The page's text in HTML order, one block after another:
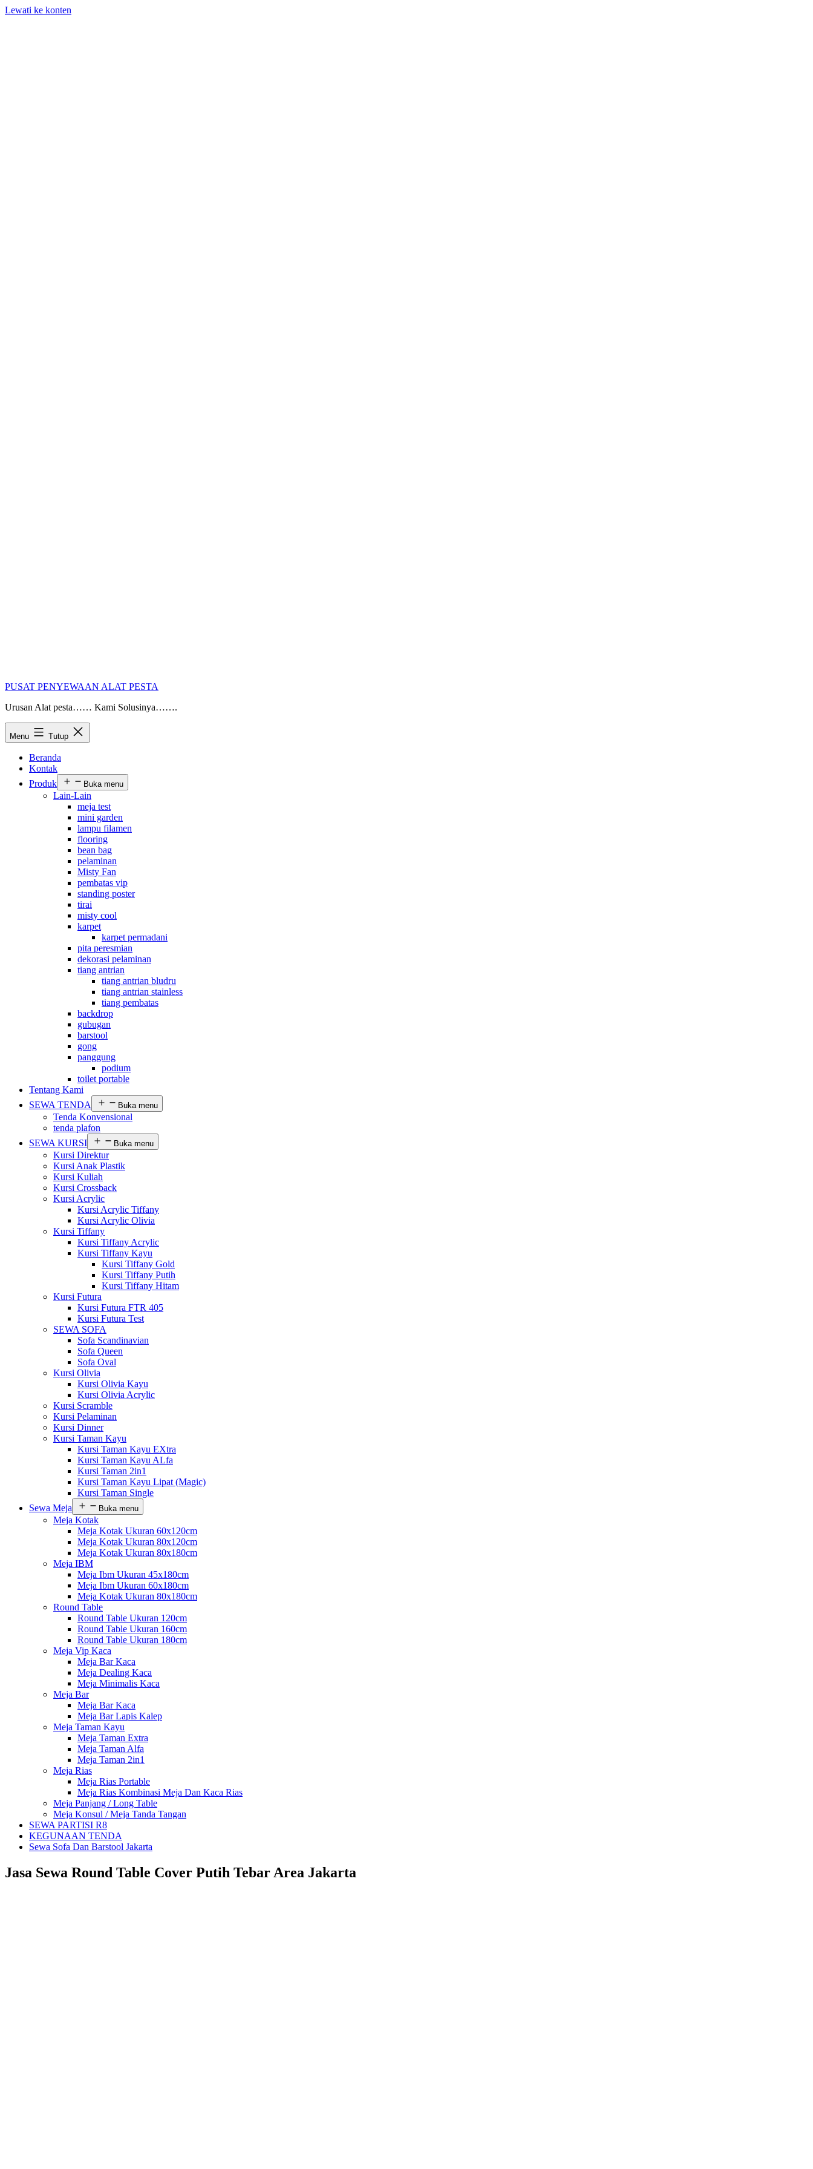
Lewati ke konten
PUSAT PENYEWAAN ALAT PESTA
Urusan Alat pesta…… Kami Solusinya…….
Menu Tutup
Beranda
Kontak
Produk
Buka menu
Lain-Lain
meja test
mini garden
lampu filamen
flooring
bean bag
pelaminan
Misty Fan
pembatas vip
standing poster
tirai
misty cool
karpet
karpet permadani
pita peresmian
dekorasi pelaminan
tiang antrian
tiang antrian bludru
tiang antrian stainless
tiang pembatas
backdrop
gubugan
barstool
gong
panggung
podium
toilet portable
Tentang Kami
SEWA TENDA
Buka menu
Tenda Konvensional
tenda plafon
SEWA KURSI
Buka menu
Kursi Direktur
Kursi Anak Plastik
Kursi Kuliah
Kursi Crossback
Kursi Acrylic
Kursi Acrylic Tiffany
Kursi Acrylic Olivia
Kursi Tiffany
Kursi Tiffany Acrylic
Kursi Tiffany Kayu
Kursi Tiffany Gold
Kursi Tiffany Putih
Kursi Tiffany Hitam
Kursi Futura
Kursi Futura FTR 405
Kursi Futura Test
SEWA SOFA
Sofa Scandinavian
Sofa Queen
Sofa Oval
Kursi Olivia
Kursi Olivia Kayu
Kursi Olivia Acrylic
Kursi Scramble
Kursi Pelaminan
Kursi Dinner
Kursi Taman Kayu
Kursi Taman Kayu EXtra
Kursi Taman Kayu ALfa
Kursi Taman 2in1
Kursi Taman Kayu Lipat (Magic)
Kursi Taman Single
Sewa Meja
Buka menu
Meja Kotak
Meja Kotak Ukuran 60x120cm
Meja Kotak Ukuran 80x120cm
Meja Kotak Ukuran 80x180cm
Meja IBM
Meja Ibm Ukuran 45x180cm
Meja Ibm Ukuran 60x180cm
Meja Kotak Ukuran 80x180cm
Round Table
Round Table Ukuran 120cm
Round Table Ukuran 160cm
Round Table Ukuran 180cm
Meja Vip Kaca
Meja Bar Kaca
Meja Dealing Kaca
Meja Minimalis Kaca
Meja Bar
Meja Bar Kaca
Meja Bar Lapis Kalep
Meja Taman Kayu
Meja Taman Extra
Meja Taman Alfa
Meja Taman 2in1
Meja Rias
Meja Rias Portable
Meja Rias Kombinasi Meja Dan Kaca Rias
Meja Panjang / Long Table
Meja Konsul / Meja Tanda Tangan
SEWA PARTISI R8
KEGUNAAN TENDA
Sewa Sofa Dan Barstool Jakarta
Jasa Sewa Round Table Cover Putih Tebar Area Jakarta